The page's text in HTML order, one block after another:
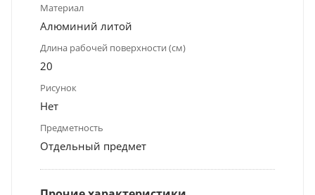
Материал
Алюминий литой
Длина рабочей поверхности (см)
20
Рисунок
Нет
Предметность
Отдельный предмет